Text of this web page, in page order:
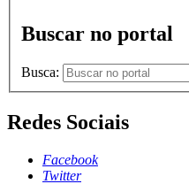
Buscar no portal
Busca:
Redes Sociais
Facebook
Twitter